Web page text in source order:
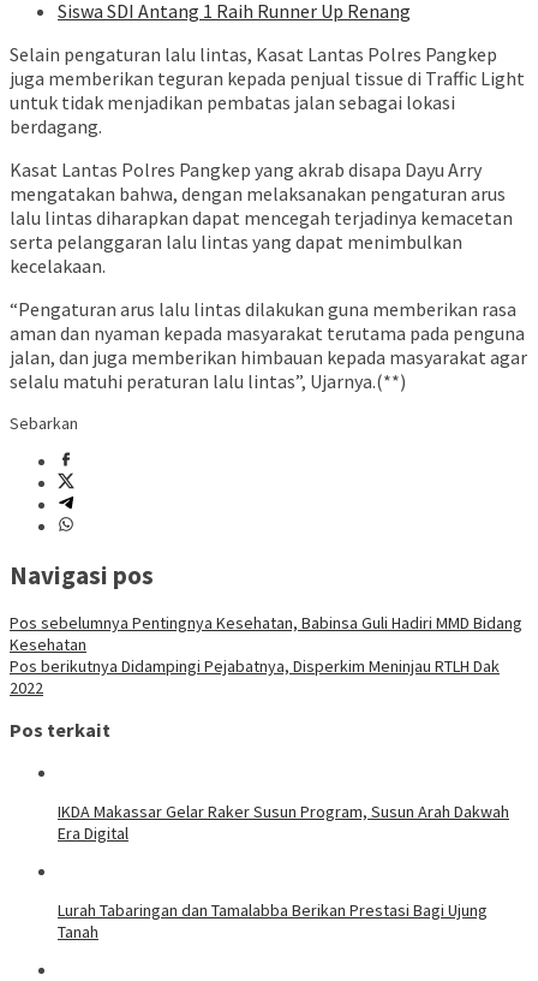
Siswa SDI Antang 1 Raih Runner Up Renang
Selain pengaturan lalu lintas, Kasat Lantas Polres Pangkep
juga memberikan teguran kepada penjual tissue di Traffic Light
untuk tidak menjadikan pembatas jalan sebagai lokasi
berdagang.
Kasat Lantas Polres Pangkep yang akrab disapa Dayu Arry
mengatakan bahwa, dengan melaksanakan pengaturan arus
lalu lintas diharapkan dapat mencegah terjadinya kemacetan
serta pelanggaran lalu lintas yang dapat menimbulkan
kecelakaan.
“Pengaturan arus lalu lintas dilakukan guna memberikan rasa
aman dan nyaman kepada masyarakat terutama pada penguna
jalan, dan juga memberikan himbauan kepada masyarakat agar
selalu matuhi peraturan lalu lintas”, Ujarnya.(**)
Sebarkan
Navigasi pos
Pos sebelumnya Pentingnya Kesehatan, Babinsa Guli Hadiri MMD Bidang
Kesehatan
Pos berikutnya Didampingi Pejabatnya, Disperkim Meninjau RTLH Dak
2022
Pos terkait
IKDA Makassar Gelar Raker Susun Program, Susun Arah Dakwah
Era Digital
Lurah Tabaringan dan Tamalabba Berikan Prestasi Bagi Ujung
Tanah